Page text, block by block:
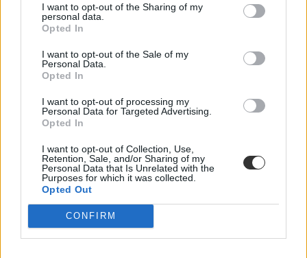
I want to opt-out of the Sharing of my
personal data.
Opted In
I want to opt-out of the Sale of my
Personal Data.
Opted In
I want to opt-out of processing my
Personal Data for Targeted Advertising.
Opted In
I want to opt-out of Collection, Use,
Retention, Sale, and/or Sharing of my
Personal Data that Is Unrelated with the
Purposes for which it was collected.
Opted Out
CONFIRM
Campus life
Újabb fordulat az Ádám Zoltán-ügyben: az FDSZ
A Felsőoktatási Dolgozók Szakszervezete (FDSZ) közleményéből
kiderült, miért volt jogellenes Ádám Zoltán kirúgása.
Felsőoktatás
Plakátkampányt indít a kormány az iskolákban
Országszerte összesen 4500 köznevelési intézménybe kerülnek ki a